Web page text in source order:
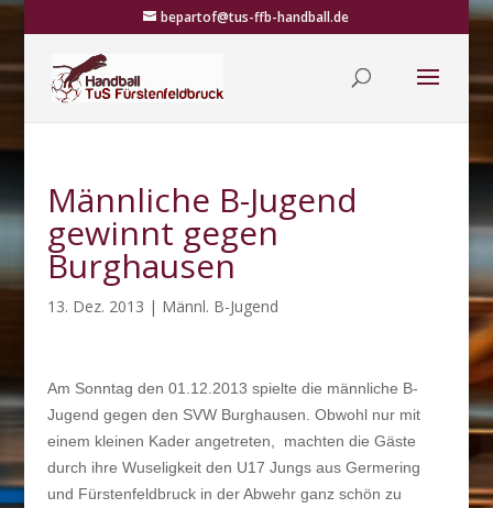
bepartof@tus-ffb-handball.de
Männliche B-Jugend
gewinnt gegen
Burghausen
13. Dez. 2013 | Männl. B-Jugend
Am Sonntag den 01.12.2013 spielte die männliche B-
Jugend gegen den SVW Burghausen. Obwohl nur mit
einem kleinen Kader angetreten, machten die Gäste
durch ihre Wuseligkeit den U17 Jungs aus Germering
und Fürstenfeldbruck in der Abwehr ganz schön zu